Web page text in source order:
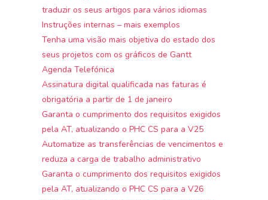
traduzir os seus artigos para vários idiomas
Instruções internas – mais exemplos
Tenha uma visão mais objetiva do estado dos
seus projetos com os gráficos de Gantt
Agenda Telefónica
Assinatura digital qualificada nas faturas é
obrigatória a partir de 1 de janeiro
Garanta o cumprimento dos requisitos exigidos
pela AT, atualizando o PHC CS para a V25
Automatize as transferências de vencimentos e
reduza a carga de trabalho administrativo
Garanta o cumprimento dos requisitos exigidos
pela AT, atualizando o PHC CS para a V26